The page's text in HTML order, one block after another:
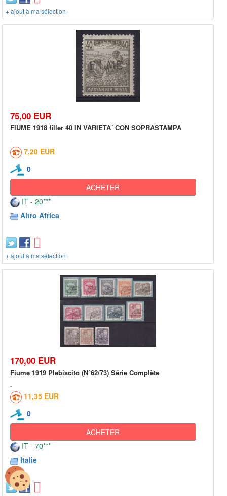
+ ajout à ma sélection
75,00 EUR
FIUME 1918 filler 40 IN VARIETA´ CON SOPRASTAMPA
7,20 EUR
0
ACHETER
IT - 20***
Altro Africa
+ ajout à ma sélection
170,00 EUR
Fiume 1919 Plebiscito (N°62/73) Série Complète
11,35 EUR
0
ACHETER
IT - 70***
Italie